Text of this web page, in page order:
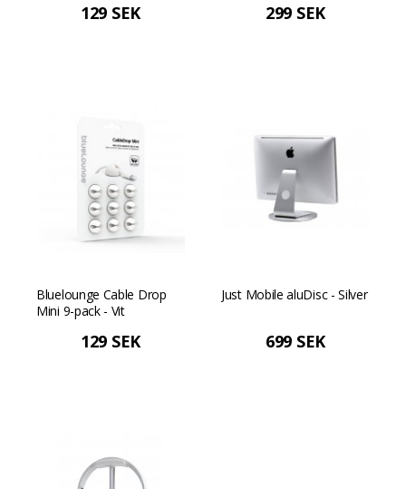
129 SEK 299 SEK
Bluelounge Cable Drop
Mini 9-pack - Vit
129 SEK
Just Mobile aluDisc - Silver
699 SEK